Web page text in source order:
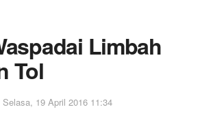
Limbah
Tol
Selasa, 19 April 2016 11:34